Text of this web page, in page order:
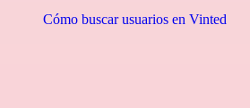
Cómo buscar usuarios en Vinted